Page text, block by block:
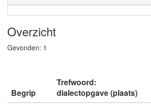
Overzicht
Gevonden: 1
Begrip
Trefwoord:
dialectopgave (plaats)